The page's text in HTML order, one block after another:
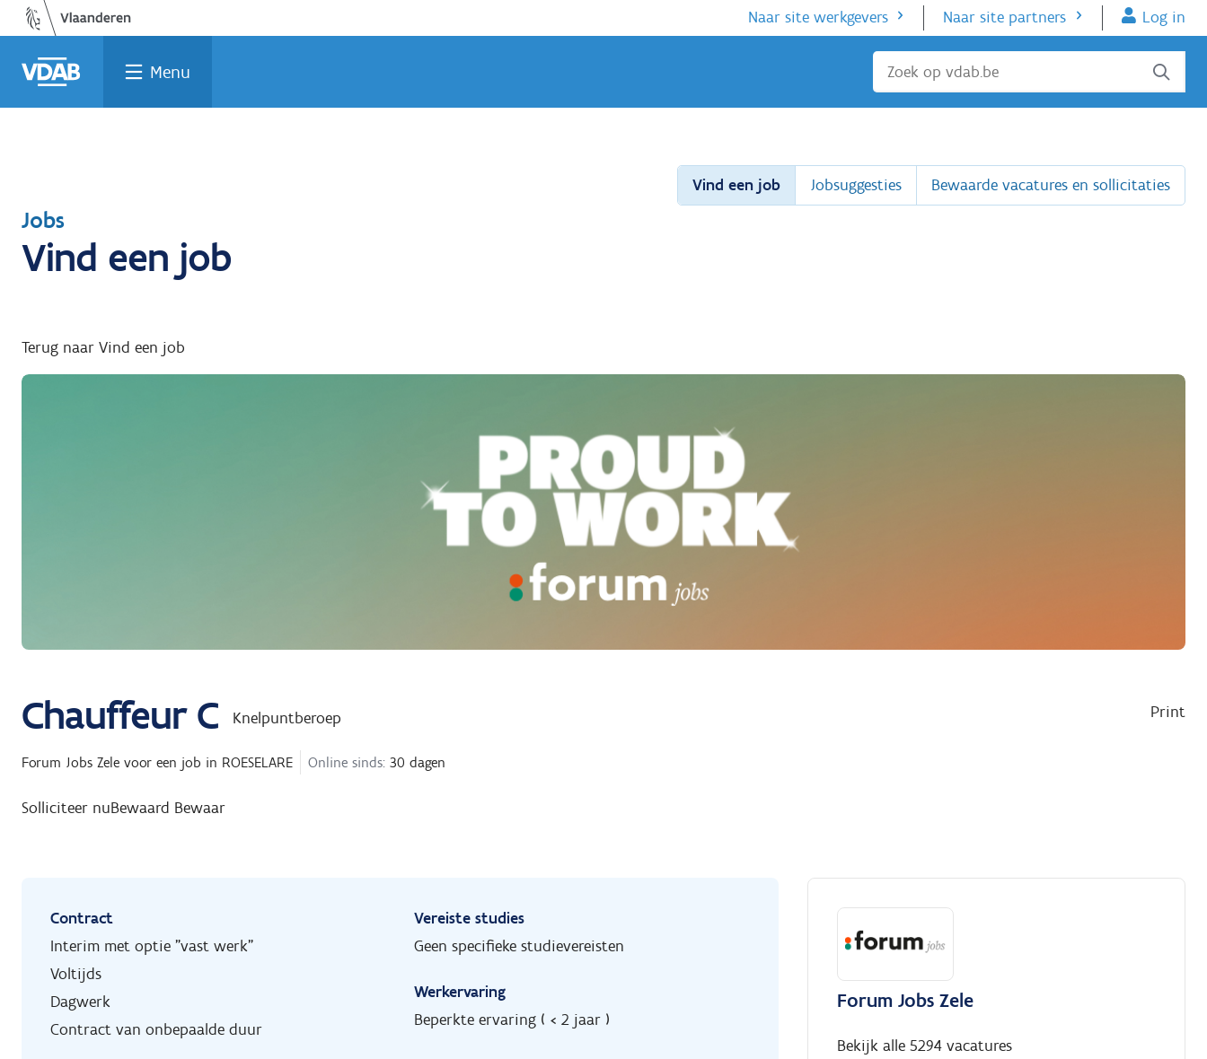
Ga
naar
de
inhoud
Vind
een
job
Vind
een
opleiding
Welke
job
past
bij
Terug
naar
home
Naar site werkgevers Naar site partners Log in
Menu Sluiten
Vind een job Jobsuggesties Bewaarde vacatures en sollicitaties
Terug
naar
Jobs
Vind een job
Terug naar Vind een job
Chauffeur C Knelpuntberoep Print
Forum Jobs Zele voor een job in ROESELARE Online sinds: 30 dagen
Solliciteer nuBewaard Bewaar
Contract
Interim met optie "vast werk"
Voltijds
Dagwerk
Contract van onbepaalde duur
Vereiste studies
Geen specifieke studievereisten
Werkervaring
Beperkte ervaring ( < 2 jaar )
Forum Jobs Zele
Bekijk alle 5294 vacatures